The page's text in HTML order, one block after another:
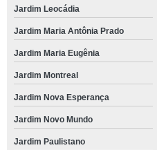
Jardim Leocádia
Jardim Maria Antônia Prado
Jardim Maria Eugênia
Jardim Montreal
Jardim Nova Esperança
Jardim Novo Mundo
Jardim Paulistano